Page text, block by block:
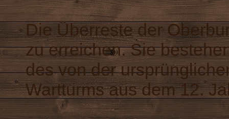
Die Überreste der
zu erreichen. Sie
des von der
Wartturms aus dem 12.